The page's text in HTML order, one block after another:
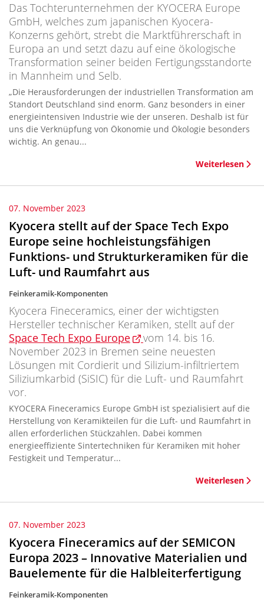
Das Tochterunternehmen der KYOCERA Europe
GmbH, welches zum japanischen Kyocera-
Konzerns gehört, strebt die Marktführerschaft in
Europa an und setzt dazu auf eine ökologische
Transformation seiner beiden Fertigungsstandorte
in Mannheim und Selb.
„Die Herausforderungen der industriellen Transformation am
Standort Deutschland sind enorm. Ganz besonders in einer
energieintensiven Industrie wie der unseren. Deshalb ist für
uns die Verknüpfung von Ökonomie und Ökologie besonders
wichtig. An genau...
Weiterlesen
07. November 2023
Kyocera stellt auf der Space Tech Expo
Europe seine hochleistungsfähigen
Funktions- und Strukturkeramiken für die
Luft- und Raumfahrt aus
Feinkeramik-Komponenten
Kyocera Fineceramics, einer der wichtigsten
Hersteller technischer Keramiken, stellt auf der
Space Tech Expo Europe
vom 14. bis 16.
November 2023 in Bremen seine neuesten
Lösungen mit Cordierit und Silizium-infiltriertem
Siliziumkarbid (SiSIC) für die Luft- und Raumfahrt
vor.
KYOCERA Fineceramics Europe GmbH ist spezialisiert auf die
Herstellung von Keramikteilen für die Luft- und Raumfahrt in
allen erforderlichen Stückzahlen. Dabei kommen
energieeffiziente Sintertechniken für Keramiken mit hoher
Festigkeit und Temperatur...
Weiterlesen
07. November 2023
Kyocera Fineceramics auf der SEMICON
Europa 2023 – Innovative Materialien und
Bauelemente für die Halbleiterfertigung
Feinkeramik-Komponenten